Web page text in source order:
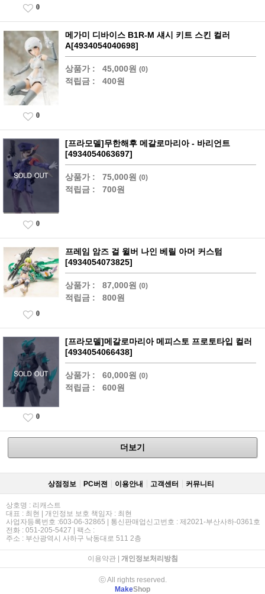
0
메가미 디바이스 B1R-M 섀시 키트 스킨 컬러
A[4934054040698]
상품가 : 45,000원 (0)
적립금 : 400원
0
[프라모델]무한해후 메갈로마리아 - 바리언트
[4934054063697]
상품가 : 75,000원 (0)
적립금 : 700원
0
프레임 암즈 걸 윌버 나인 베릴 아머 커스텀
[4934054073825]
상품가 : 87,000원 (0)
적립금 : 800원
0
[프라모델]메갈로마리아 메피스토 프로토타입 컬러
[4934054066438]
상품가 : 60,000원 (0)
적립금 : 600원
0
더보기
상점정보 PC버젼 이용안내 고객센터 커뮤니티
상호명 : 리캐스트
대표 : 최현 | 개인정보 보호 책임자 : 최현
사업자등록번호 :603-06-32865 | 통신판매업신고번호 : 제2021-부산사하-0361호
전화 : 051-205-5427 | 팩스 :
주소 : 부산광역시 사하구 낙동대로 511 2층
이용약관| 개인정보처리방침
ⓒ All rights reserved.
MakeShop